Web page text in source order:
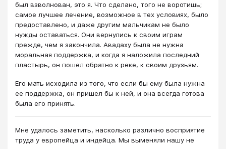
был взволнован, это я. Что сделано, того не воротишь;
самое лучшее лечение, возможное в тех условиях, было
предоставлено, и даже другим мальчикам не было
нужды оставаться. Они вернулись к своим играм
прежде, чем я закончила. Авадаху была не нужна
моральная поддержка, и когда я наложила последний
пластырь, он пошел обратно к реке, к своим друзьям.
Его мать исходила из того, что если бы ему была нужна
ее поддержка, он пришел бы к ней, и она всегда готова
была его принять.
Мне удалось заметить, насколько различно восприятие
труда у европейца и индейца. Мы выменяли нашу не